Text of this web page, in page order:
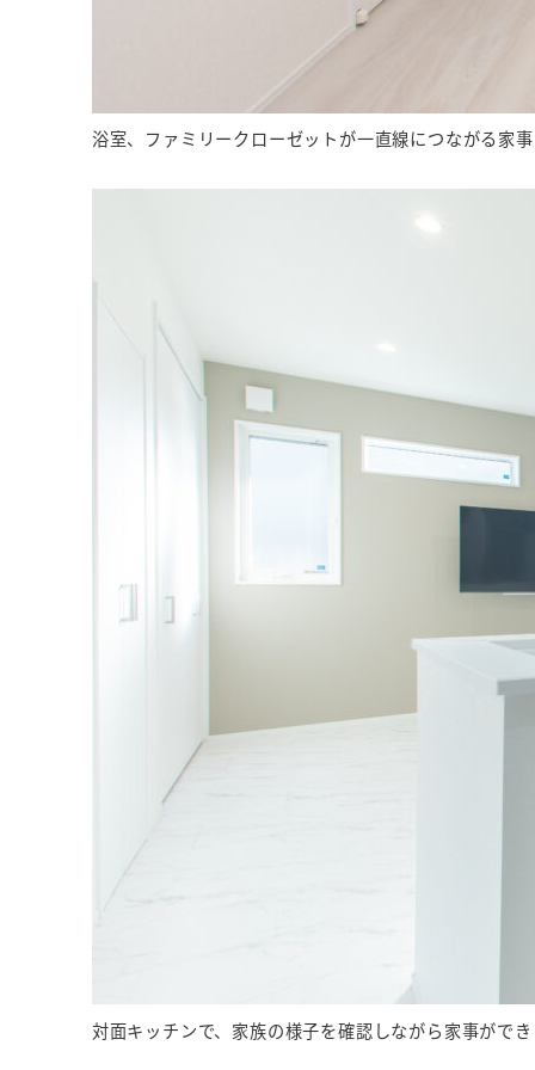
浴室、ファミリークローゼットが一直線につながる家
対面キッチンで、家族の様子を確認しながら家事がで